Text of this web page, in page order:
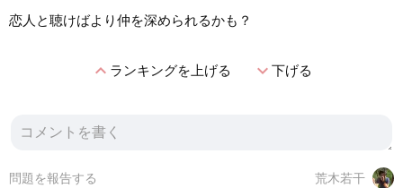
恋人と聴けばより仲を深められるかも？
expand_lessランキングを上げる expand_more下げる
荒木若干
問題を報告する